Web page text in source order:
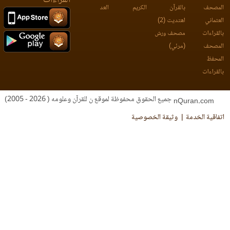
بالقرآن
اهتديت (2)
مصحف ورش
(مرئي)
الكريم
جميع الحقوق محفوظة لموقع ن للقرآن وعلومه ( 2026 - 2005)
الخدمة
وثيقة الخصوصية